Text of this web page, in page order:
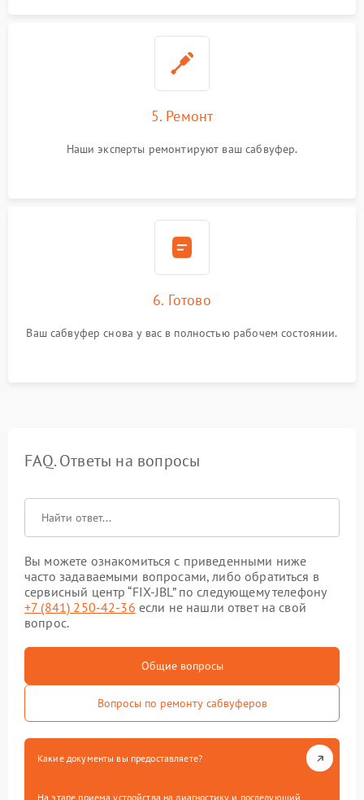
5. Ремонт
Наши эксперты ремонтируют ваш сабвуфер.
6. Готово
Ваш сабвуфер снова у вас в полностью рабочем состоянии.
FAQ. Ответы на вопросы
Вы можете ознакомиться с приведенными ниже
часто задаваемыми вопросами, либо обратиться в
сервисный центр “FIX-JBL” по следующему телефону
+7 (841) 250-42-36 если не нашли ответ на свой
вопрос.
Общие вопросы
Вопросы по ремонту сабвуферов
Какие документы вы предоставляете?
На этапе приема устройства на диагностику и последующий